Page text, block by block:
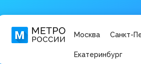
Москва Санкт-
Екатеринбург